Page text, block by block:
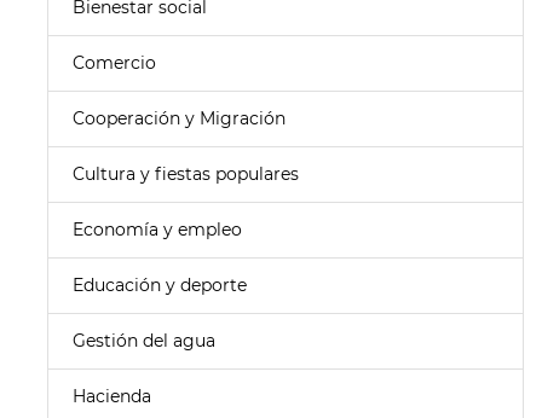
Bienestar social
Comercio
Cooperación y Migración
Cultura y fiestas populares
Economía y empleo
Educación y deporte
Gestión del agua
Hacienda